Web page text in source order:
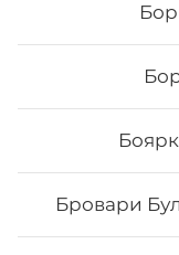
Бровари
Сет «Хокі»